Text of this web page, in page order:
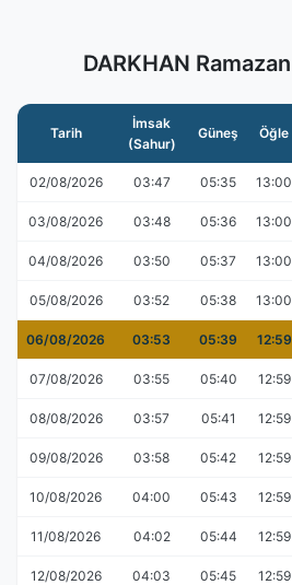
DARKHAN
Tarih
İmsak
(Sahur)
Güneş Öğle
02/08/2026 03:47 05:35 13:00
03/08/2026 03:48 05:36 13:00
04/08/2026 03:50 05:37 13:00
05/08/2026 03:52 05:38 13:00
06/08/2026 03:53 05:39 12:59
07/08/2026 03:55 05:40 12:59
08/08/2026 03:57 05:41 12:59
09/08/2026 03:58 05:42 12:59
10/08/2026 04:00 05:43 12:59
11/08/2026 04:02 05:44 12:59
12/08/2026 04:03 05:45 12:59